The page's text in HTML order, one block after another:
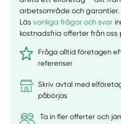
arbetsområde och garantier.
Läsvanliga frågor och svar
kostnadsfria offerter från oss
Fråga alltid företagen
referenser
Skriv avtal med
påbörjas
Ta in fler offerter och